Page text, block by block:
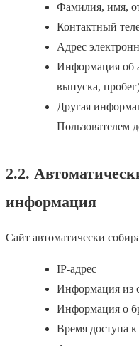
Фамилия, имя,
Контактный
Адрес
Информация об
выпуска,
Другая
Пользователем
2.2.
информация
Сайт автоматически
IP-адрес
Информация из
Информация о
Время доступа